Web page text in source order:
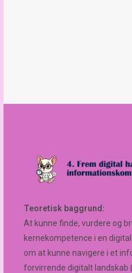
Teoretisk baggrund:
At kunne finde, vurdere og
kernekompetence i en
om at kunne navigere i et
forvirrende digitalt landskab